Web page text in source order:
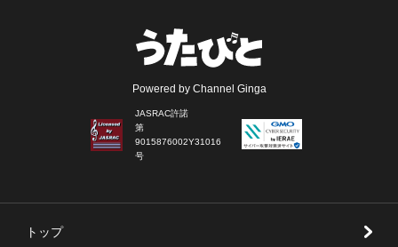
Powered by Channel Ginga
JASRAC許諾
第
9015876002Y31016
号
トップ